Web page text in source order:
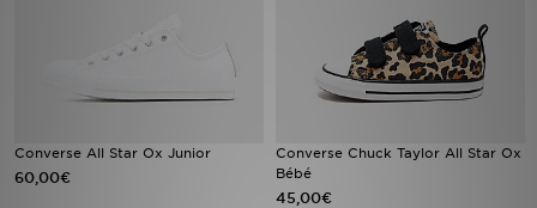
Converse All Star Ox Junior
60,00€
Converse Chuck Taylor All Star Ox
Bébé
45,00€